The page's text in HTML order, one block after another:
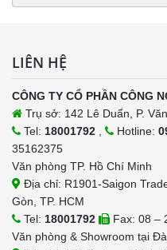
LIÊN HỆ
CÔNG TY CỔ PHẦN CÔNG
Trụ sở: 142 Lê Duẩn, P.
Tel: 18001792 , Hotline:
35162375
Văn phòng TP. Hồ Chí Minh
Địa chỉ: R1901-Saigon
Gòn, TP. HCM
Tel: 18001792
Fax: 08 –
Văn phòng & Showroom tại